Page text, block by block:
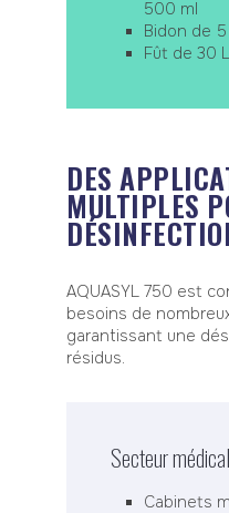
500 ml
Bidon de
Fût de 30 L
DES
MULTIPLES
AQUASYL 750 est
besoins de
garantissant une
résidus.
Secteur
Cabinets